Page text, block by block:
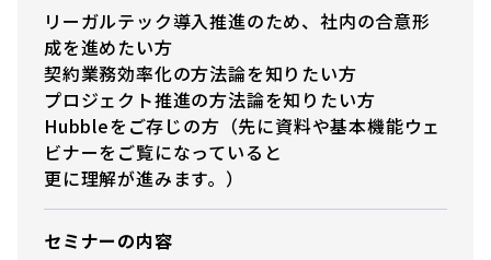
リーガルテック導入推進のため、社内の合意形
成を進めたい方
契約業務効率化の方法論を知りたい方
プロジェクト推進の方法論を知りたい方
Hubbleをご存じの方（先に資料や基本機能ウェ
ビナーをご覧になっていると
更に理解が進みます。）
セミナーの内容